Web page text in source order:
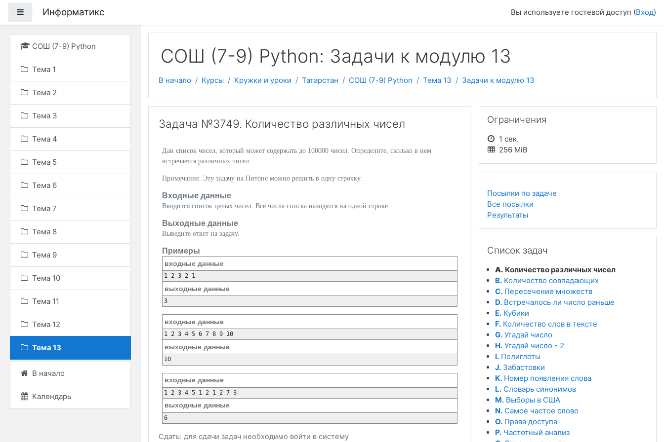
Боковая панель
Информатикс Вы используете гостевой доступ (Вход)
СОШ (7-9) Python
Тема 1
Тема 2
Тема 3
Тема 4
Тема 5
Тема 6
Тема 7
Тема 8
Тема 9
Тема 10
Тема 11
Тема 12
Тема 13
В начало
Календарь
СОШ (7-9) Python: Задачи к модулю 13
В начало Курсы Кружки и уроки Татарстан СОШ (7-9) Python Тема 13 Задачи к модулю 13
Задача №3749. Количество различных чисел
Дан список чисел, который может содержать до 100000 чисел. Определите, сколько в нем
встречается различных чисел.
Примечание. Эту задачу на Питоне можно решить в одну строчку.
Входные данные
Вводится список целых чисел. Все числа списка находятся на одной строке.
Выходные данные
Выведите ответ на задачу.
Примеры
входные данные
1 2 3 2 1
выходные данные
3
входные данные
1 2 3 4 5 6 7 8 9 10
выходные данные
10
входные данные
1 2 3 4 5 1 2 1 2 7 3
выходные данные
6
Сдать: для сдачи задач необходимо войти в систему
Ограничения
1 сек.
256 MiB
Посылки по задаче
Все посылки
Результаты
Список задач
A. Количество различных чисел
B. Количество совпадающих
C. Пересечение множеств
D. Встречалось ли число раньше
E. Кубики
F. Количество слов в тексте
G. Угадай число
H. Угадай число - 2
I. Полиглоты
J. Забастовки
K. Номер появления слова
L. Словарь синонимов
M. Выборы в США
N. Самое частое слово
O. Права доступа
P. Частотный анализ